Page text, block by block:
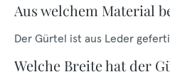
Aus welchem Material
Der Gürtel ist aus Leder
Welche Breite hat der